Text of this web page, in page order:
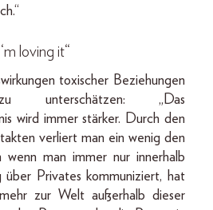
loving it“
toxischer Beziehungen
„Das
wird immer stärker. Durch den
verliert man ein wenig den
wenn man immer nur innerhalb
über Privates kommuniziert, hat
zur Welt außerhalb dieser